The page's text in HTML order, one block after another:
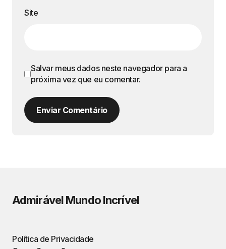
Site
Salvar meus dados neste navegador para a
próxima vez que eu comentar.
Enviar Comentário
Admirável Mundo Incrível
Política de Privacidade